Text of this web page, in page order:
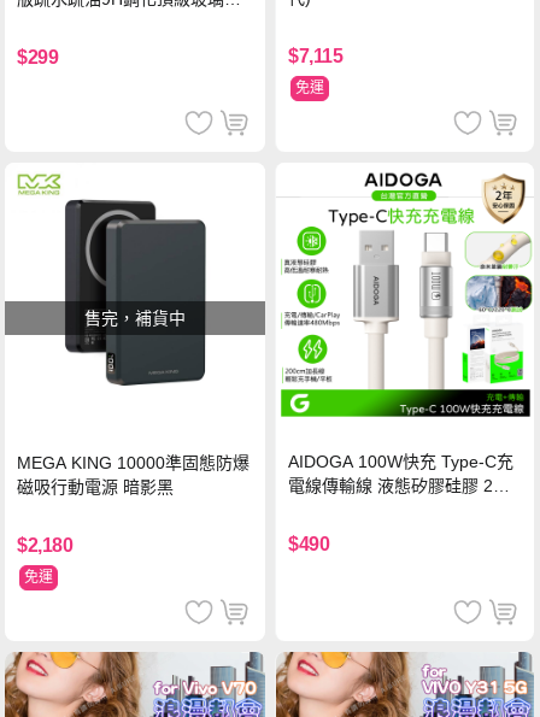
$299 $7,115
免運
售完，補貨中
MEGA KING 10000準固態防爆
磁吸行動電源 暗影黑
$2,180
免運
AIDOGA 100W快充 Type-C充
電線傳輸線 液態矽膠硅膠 2M
$490